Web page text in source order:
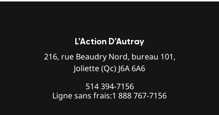
L’Action D’Autray
216, rue Beaudry Nord, bureau 101,
Joliette (Qc) J6A 6A6
514 394-7156
Ligne sans frais:1 888 767-7156